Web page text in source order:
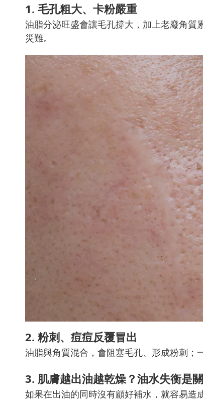
1. 毛孔粗大、卡粉嚴重
油脂分泌旺盛會讓毛孔撐大，加上老廢角質
災難。
2. 粉刺、痘痘反覆冒出
油脂與角質混合，會阻塞毛孔、形成粉刺；
3. 肌膚越出油越乾燥？油水失衡是
如果在出油的同時沒有顧好補水，就容易造